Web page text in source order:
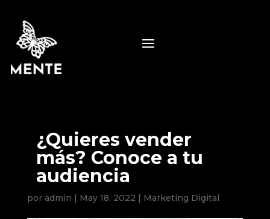
¿Quieres vender
más? Conoce a tu
audiencia
por admin | May 18, 2022 | Marketing Digital